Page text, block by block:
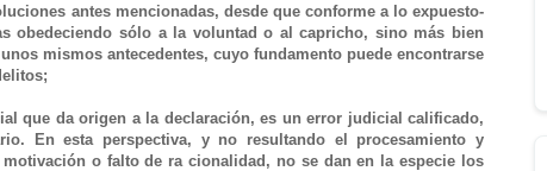
antes mencionadas, desde que conforme a lo expuesto-
obedeciendo sólo a la voluntad o al capricho, sino más bien
mismos antecedentes, cuyo fundamento puede encontrarse
que da origen a la declaración, es un error judicial calificado,
En esta perspectiva, y no resultando el procesamiento y
o falto de ra cionalidad, no se dan en la especie los